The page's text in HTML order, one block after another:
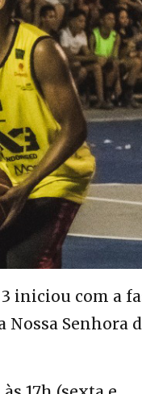
iniciou com a
Senhora